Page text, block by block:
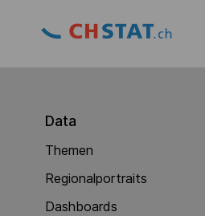
Data
Themen
Regionalportraits
Dashboards